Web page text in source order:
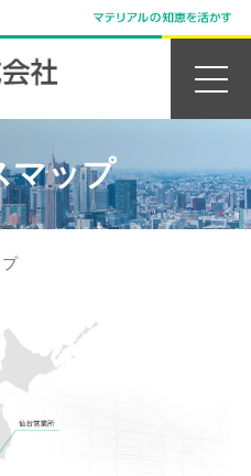
マップ